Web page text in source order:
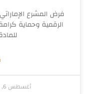
فرض المشرع
الرقمية وحماية
للمادة 43 من
أغسطس 6, 2026